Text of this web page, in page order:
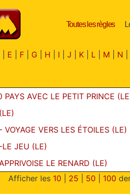
Toutes les règles
E F| G H I J K| L| M N
PAYS AVEC LE PETIT PRINCE
VOYAGE VERS LES ÉTOILES (LE)
LE JEU (LE)
LE RENARD (LE)
Afficher les 10 25 50 100